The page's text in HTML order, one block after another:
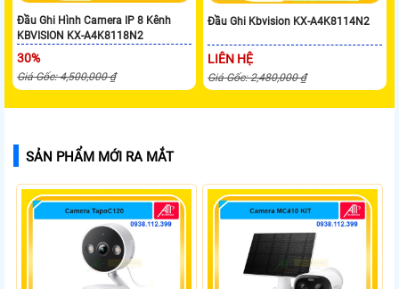
Đầu Ghi Hình Camera IP 8 Kênh
KBVISION KX-A4K8118N2
30%
Giá Gốc: 4,500,000 ₫
Đầu Ghi Kbvision KX-A4K8114N2
LIÊN HỆ
Giá Gốc: 2,480,000 ₫
SẢN PHẨM MỚI RA MẮT